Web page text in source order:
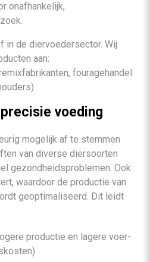
onafhankelijk,
in de diervoedersector. Wij
aan:
fouragehandel
voeding
mogelijk af te stemmen
van diverse diersoorten
gezondheidsproblemen. Ook
waardoor de productie van
geoptimaliseerd. Dit leidt
productie en lagere voer-